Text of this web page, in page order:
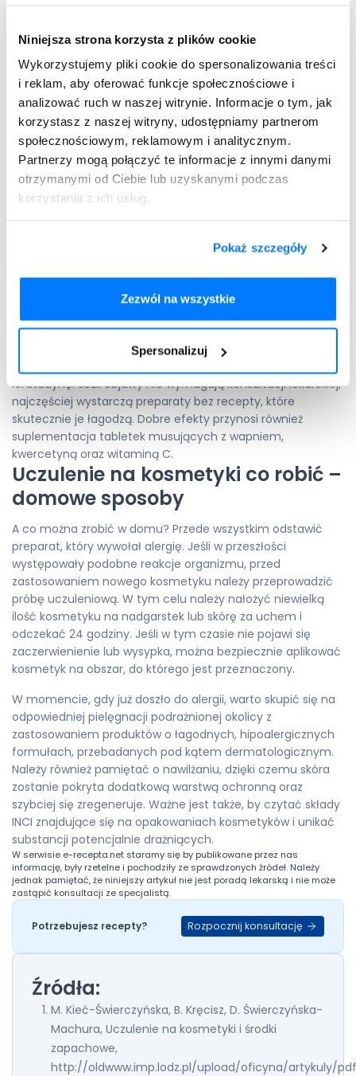
Niniejsza strona korzysta z plików cookie
Wykorzystujemy pliki cookie do spersonalizowania treści
i reklam, aby oferować funkcje społecznościowe i
analizować ruch w naszej witrynie. Informacje o tym, jak
korzystasz z naszej witryny, udostępniamy partnerom
społecznościowym, reklamowym i analitycznym.
Partnerzy mogą połączyć te informacje z innymi danymi
otrzymanymi od Ciebie lub uzyskanymi podczas
korzystania z ich usług.
Pokaż szczegóły
Zezwól na wszystkie
Spersonalizuj
Uczulenie na kosmetyki w formie reakcji kontaktowej
pojawia się zazwyczaj po upływie jednego do kilku dni,
bezpośrednio w miejscu aplikacji kosmetyku. Pierwszą
reakcją organizmu jest swędzenie i zaczerwienienie
widoczne w newralgicznym obszarze. Jeśli pomimo tego
aplikacja będzie kontynuowana, zazwyczaj następuje
zaostrzenie objawów. Możliwe jest również wystąpienie
symptomów uczulenia w innych częściach ciała, które
miały kontakt z substancją uczulającą.
Alergia na kosmetyki – jak
się męczyć i znosić dokuczliwe objawy, swędzenie czy
wysypkę. W aptekach znajdują sięleki na alergię
uzależniony jest od stopnia nasilenia objawów. Lekarze
zazwyczaj przepisują swoim pacjentom preparaty
loratadynę. Jeśli objawy nie wymagają konsultacji lekarskiej,
najczęściej wystarczą preparaty bez recepty, które
skutecznie je łagodzą. Dobre efekty przynosi również
suplementacja tabletek musujących z wapniem,
kwercetyną oraz witaminą C.
Uczulenie na kosmetyki co robić –
domowe sposoby
A co można zrobić w domu? Przede wszystkim odstawić
preparat, który wywołał alergię. Jeśli w przeszłości
występowały podobne reakcje organizmu, przed
zastosowaniem nowego kosmetyku należy przeprowadzić
próbę uczuleniową. W tym celu należy nałożyć niewielką
ilość kosmetyku na nadgarstek lub skórę za uchem i
odczekać 24 godziny. Jeśli w tym czasie nie pojawi się
zaczerwienienie lub wysypka, można bezpiecznie aplikować
kosmetyk na obszar, do którego jest przeznaczony.
W momencie, gdy już doszło do alergii, warto skupić się na
odpowiedniej pielęgnacji podrażnionej okolicy z
zastosowaniem produktów o łagodnych, hipoalergicznych
formułach, przebadanych pod kątem dermatologicznym.
Należy również pamiętać o nawilżaniu, dzięki czemu skóra
zostanie pokryta dodatkową warstwą ochronną oraz
szybciej się zregeneruje. Ważne jest także, by czytać składy
INCI znajdujące się na opakowaniach kosmetyków i unikać
substancji potencjalnie drażniących.
W serwisie e-recepta.net staramy się by publikowane przez nas
informację, były rzetelne i pochodziły ze sprawdzonych źródeł. Należy
jednak pamiętać, że niniejszy artykuł nie jest poradą lekarską i nie może
zastąpić konsultacji ze specjalistą.
Potrzebujesz recepty? Rozpocznij konsultację
Źródła:
M. Kieć-Świerczyńska, B. Kręcisz, D. Świerczyńska-
Machura, Uczulenie na kosmetyki i środki
zapachowe,
http://oldwww.imp.lodz.pl/upload/oficyna/artykuly/